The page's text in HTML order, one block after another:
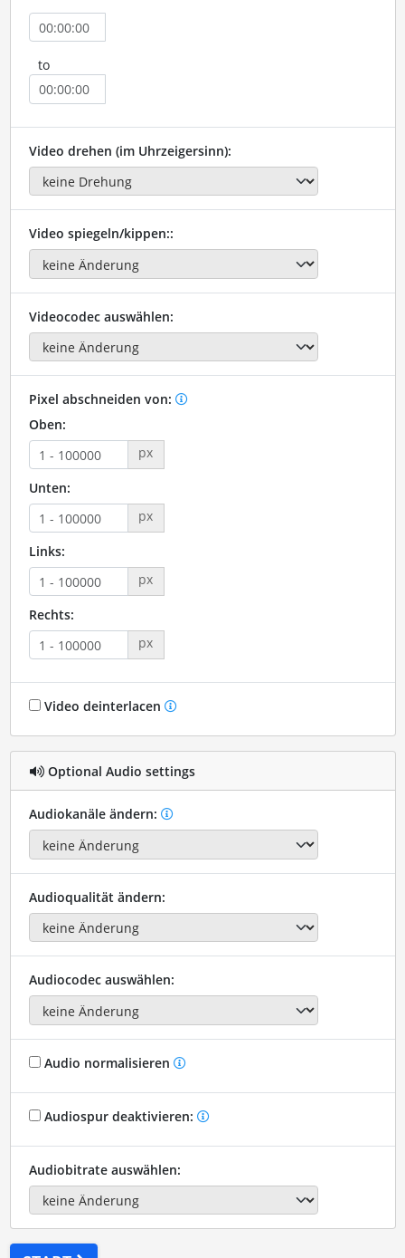
to
Video drehen (im Uhrzeigersinn):
Video spiegeln/kippen::
Videocodec auswählen:
Pixel abschneiden von:
Oben:
px
Unten:
px
Links:
px
Rechts:
px
Video deinterlacen
Optional Audio settings
Audiokanäle ändern:
Audioqualität ändern:
Audiocodec auswählen:
Audio normalisieren
Audiospur deaktivieren:
Audiobitrate auswählen: